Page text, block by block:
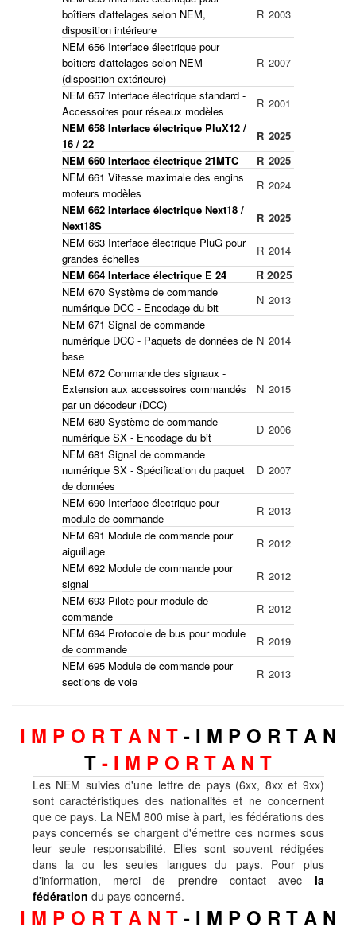
boîtiers d'attelages selon NEM,
disposition intérieure
R 2003
NEM 656 Interface électrique pour
boîtiers d'attelages selon NEM
(disposition extérieure)
R 2007
NEM 657 Interface électrique standard -
Accessoires pour réseaux modèles
R 2001
NEM 658 Interface électrique PluX12 /
16 / 22
R 2025
NEM 660 Interface électrique 21MTC
R 2025
NEM 661 Vitesse maximale des engins
moteurs modèles
R 2024
NEM 662 Interface électrique Next18 /
Next18S
R 2025
NEM 663 Interface électrique PluG pour
grandes échelles
R 2014
NEM 664 Interface électrique E 24
R 2025
NEM 670 Système de commande
numérique DCC - Encodage du bit
N 2013
NEM 671 Signal de commande
numérique DCC - Paquets de données de
base
N 2014
NEM 672 Commande des signaux -
Extension aux accessoires commandés
par un décodeur (DCC)
N 2015
NEM 680 Système de commande
numérique SX - Encodage du bit
D 2006
NEM 681 Signal de commande
numérique SX - Spécification du paquet
de données
D 2007
NEM 690 Interface électrique pour
module de commande
R 2013
NEM 691 Module de commande pour
aiguillage
R 2012
NEM 692 Module de commande pour
signal
R 2012
NEM 693 Pilote pour module de
commande
R 2012
NEM 694 Protocole de bus pour module
de commande
R 2019
NEM 695 Module de commande pour
sections de voie
R 2013
I M P O R T A N T - I M P O R T A N
T - I M P O R T A N T
Les NEM suivies d'une lettre de pays (6xx, 8xx et 9xx)
sont caractéristiques des nationalités et ne concernent
que ce pays. La NEM 800 mise à part, les fédérations des
pays concernés se chargent d'émettre ces normes sous
leur seule responsabilité. Elles sont souvent rédigées
dans la ou les seules langues du pays. Pour plus
d'information, merci de prendre contact avec la
fédération du pays concerné.
I M P O R T A N T - I M P O R T A N